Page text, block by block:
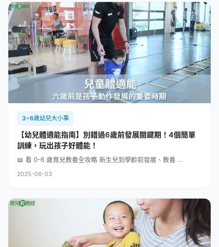
3~6歲幼兒大小事
【幼兒體適能指南】別錯過6歲前發展關鍵期！4個簡單
訓練，玩出孩子好體能！
📖 看 0-6 歲育兒教養全攻略 新生兒到學齡前發展、教養 ...
2025-06-03